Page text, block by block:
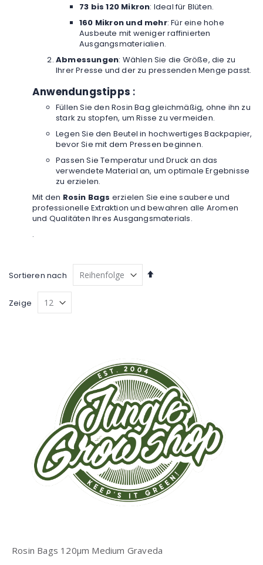
73 bis 120 Mikron: Ideal für Blüten.
160 Mikron und mehr: Für eine hohe
Ausbeute mit weniger raffinierten
Ausgangsmaterialien.
Abmessungen: Wählen Sie die Größe, die zu
Ihrer Presse und der zu pressenden Menge passt.
Anwendungstipps :
Füllen Sie den Rosin Bag gleichmäßig, ohne ihn zu
stark zu stopfen, um Risse zu vermeiden.
Legen Sie den Beutel in hochwertiges Backpapier,
bevor Sie mit dem Pressen beginnen.
Passen Sie Temperatur und Druck an das
verwendete Material an, um optimale Ergebnisse
zu erzielen.
Mit den Rosin Bags erzielen Sie eine saubere und
professionelle Extraktion und bewahren alle Aromen
und Qualitäten Ihres Ausgangsmaterials.
.
Sortieren nach
Absteigend
Zeige
Rosin Bags 120µm Medium Graveda